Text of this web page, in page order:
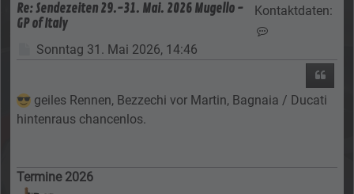
Re: Sendezeiten 29.-31. Mai. 2026 Mugello -
GP of Italy
Kontaktdaten:
Beitrag
Sonntag 31. Mai 2026, 14:46
geiles Rennen, Bezzechi vor Martin, Bagnaia / Ducati
hintenraus chancenlos.
Termine 2026